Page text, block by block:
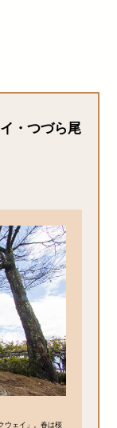
・つづら尾
ウェイ」。春は桜